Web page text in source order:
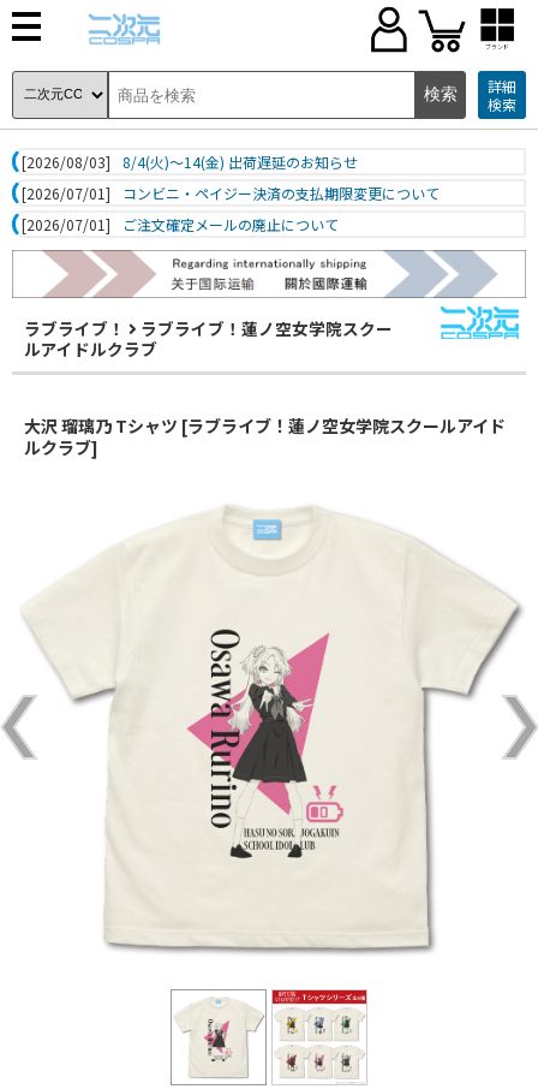
ブランド
詳細
検索
[2026/08/03]
8/4(火)～14(金) 出荷遅延のお知らせ
[2026/07/01]
コンビニ・ペイジー決済の支払期限変更について
[2026/07/01]
ご注文確定メールの廃止について
ラブライブ！
ラブライブ！蓮ノ空女学院スクー
ルアイドルクラブ
大沢 瑠璃乃 Tシャツ [ラブライブ！蓮ノ空女学院スクールアイド
ルクラブ]